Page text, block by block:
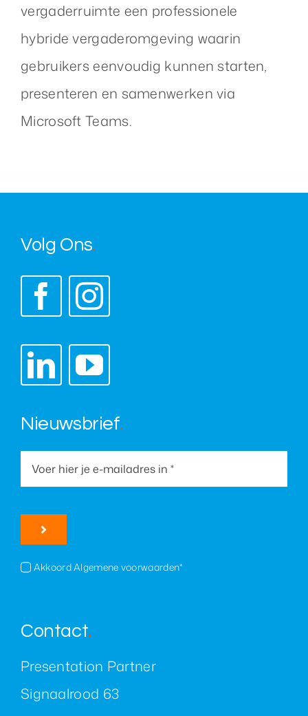
vergaderruimte een professionele
hybride vergaderomgeving waarin
gebruikers eenvoudig kunnen starten,
presenteren en samenwerken via
Microsoft Teams.
Volg Ons.
Nieuwsbrief.
Akkoord Algemene voorwaarden*
Contact.
Presentation Partner
Signaalrood 63